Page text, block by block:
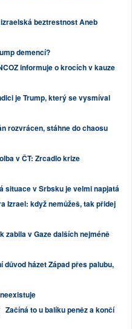
beztrestnost Aneb
demencí?
informuje o krocích v kauze
je Trump, který se vysmíval
rozvrácen, stáhne do chaosu
v ČT: Zrcadlo krize
situace v Srbsku je velmi napjatá
Izrael: když nemůžeš, tak přidej
zabila v Gaze dalších nejméně
důvod házet Západ přes palubu,
Začíná to u balíku peněz a končí